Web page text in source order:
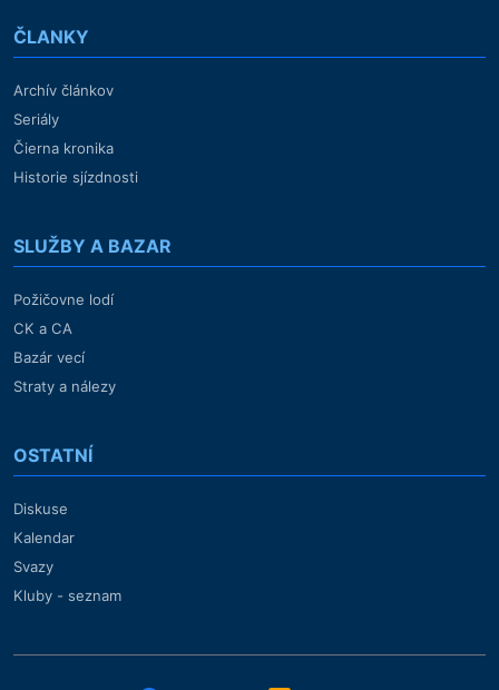
ČLANKY
Archív článkov
Seriály
Čierna kronika
Historie sjízdnosti
SLUŽBY A BAZAR
Požičovne lodí
CK a CA
Bazár vecí
Straty a nálezy
OSTATNÍ
Diskuse
Kalendar
Svazy
Kluby - seznam